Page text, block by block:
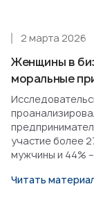
Женщины в
моральные
2 марта 2026
участие более
мужчины и 44%
Читать